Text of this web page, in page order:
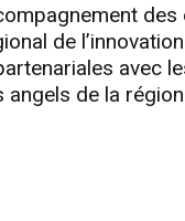
de
avec
de la